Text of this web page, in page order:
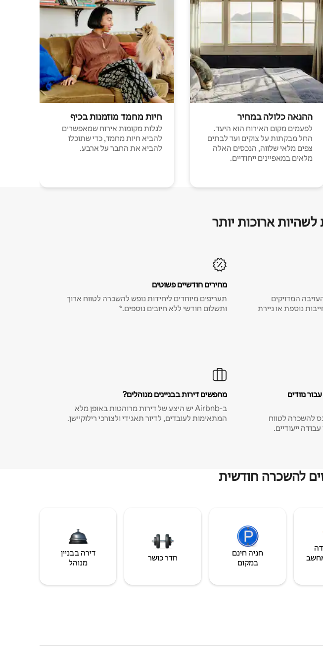
ההנאה כלולה במחיר
לפעמים מקום האירוח הוא היעד.
החל מבקתות על צוקים ועד לבתים
צפים מלאי שלווה, הנכסים האלה
מלאים במאפיינים ייחודיים.
חיות מחמד מוזמנות בכיף
לגלות מקומות אירוח שמאפשרים
להביא חיות מחמד, כדי שתוכלו
להביא את החבר על ארבע.
ארוכות יותר
המדויקים
נוספת או ניירת
מחירים חודשיים פשוטים
תעריפים מיוחדים ליחידות נופש להשכרה לטווח ארוך
ותשלום חודשי ללא חיובים נוספים.*
נוודים
להשכרה לטווח
מחפשים דירות בבניינים מנוהלים?
ב-Airbnb יש היצע של דירות מרוהטות באופן מלא
המתאימות לעובדים, לדיור תאגידי ולצורכי רילוקיישן.
להשכרה חודשית
חניה חינם
במקום
חדר כושר
דירה בבניין
מנוהל